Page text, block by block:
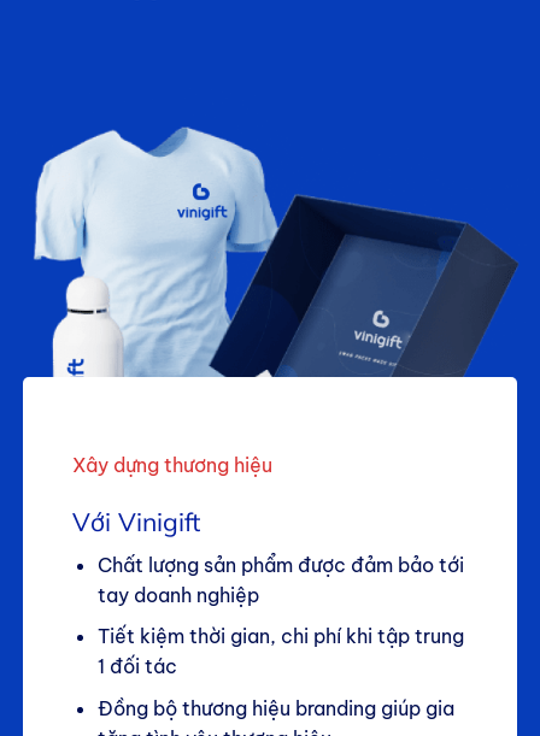
Xây dựng thương hiệu
Với Vinigift
Chất lượng sản phẩm được đảm bảo tới
tay doanh nghiệp
Tiết kiệm thời gian, chi phí khi tập trung
1 đối tác
Đồng bộ thương hiệu branding giúp gia